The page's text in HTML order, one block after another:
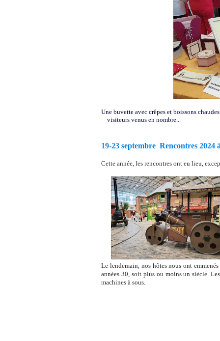
Une buvette avec crêpes et boissons
visiteurs venus en nombre...
19-23 septembre Rencontres 2024
Cette année, les rencontres ont eu lieu,
Le lendemain, nos hôtes nous ont
années 30, soit plus ou moins un siècle.
machines à sous.